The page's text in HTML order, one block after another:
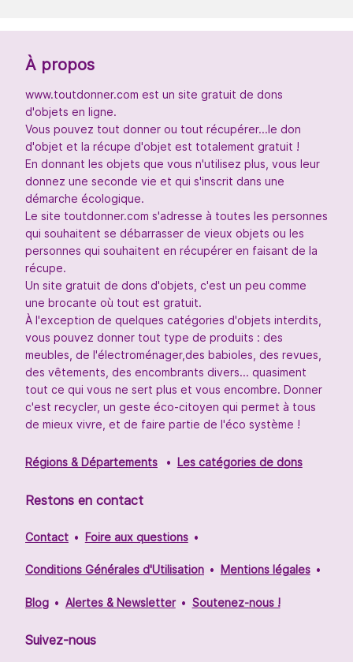
À propos
www.toutdonner.com est un site gratuit de dons
d'objets en ligne.
Vous pouvez tout donner ou tout récupérer...le don
d'objet et la récupe d'objet est totalement gratuit !
En donnant les objets que vous n'utilisez plus, vous leur
donnez une seconde vie et qui s'inscrit dans une
démarche écologique.
Le site toutdonner.com s'adresse à toutes les personnes
qui souhaitent se débarrasser de vieux objets ou les
personnes qui souhaitent en récupérer en faisant de la
récupe.
Un site gratuit de dons d'objets, c'est un peu comme
une brocante où tout est gratuit.
À l'exception de quelques catégories d'objets interdits,
vous pouvez donner tout type de produits : des
meubles, de l'électroménager,des babioles, des revues,
des vêtements, des encombrants divers... quasiment
tout ce qui vous ne sert plus et vous encombre. Donner
c'est recycler, un geste éco-citoyen qui permet à tous
de mieux vivre, et de faire partie de l'éco système !
Régions & Départements Les catégories de dons
Restons en contact
Contact Foire aux questions
Conditions Générales d'Utilisation Mentions légales
Blog Alertes & Newsletter Soutenez-nous !
Suivez-nous